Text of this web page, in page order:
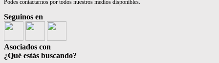
Podes contactarnos por todos nuestros medios disponibles.
Seguinos en
Asociados con
¿Qué estás buscando?